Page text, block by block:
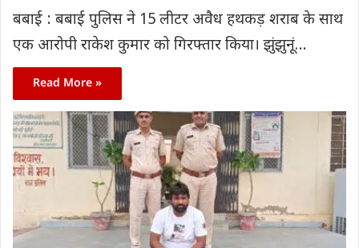
बबाई : बबाई पुलिस ने 15 लीटर अवैध हथकड़ शराब के साथ
एक आरोपी राकेश कुमार को गिरफ्तार किया। झुंझुनूं…
Read More »